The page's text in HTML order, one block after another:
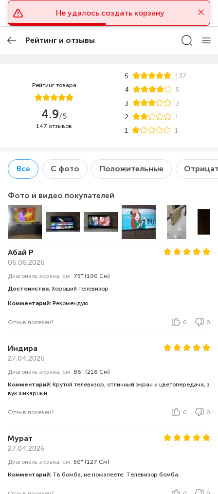
Technodom.kz
Скачать приложение Technodom.kz
Рейтинг и отзывы
Все С фото Положительные
Фото и видео покупателей
Абай Р
06.06.2026
Диагональ экрана, см: 75" (190 См)
Достоинства: Хороший телевизор
Комментарий: Рекомендую
Отзыв полезен? 0 0
Индира
27.04.2026
Диагональ экрана, см: 86" (218 См)
Комментарий: Крутой телевизор, отличный экран и цветопередача, з
вук шикарный.
Отзыв полезен? 0 0
Мурат
27.04.2026
Диагональ экрана, см: 50" (127 См)
Комментарий: Тв бомба, не пожалеете. Телевизор бомба.
Рейтинг товара
4.9/5
147 отзывов
5
137
4
5
3
3
2
1
1
1
Не удалось создать корзину